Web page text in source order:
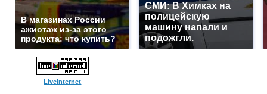
В магазинах России
ажиотаж из-за этого
продукта: что купить?
СМИ: В Химках на
полицейскую
машину напали и
подожгли.
LiveInternet